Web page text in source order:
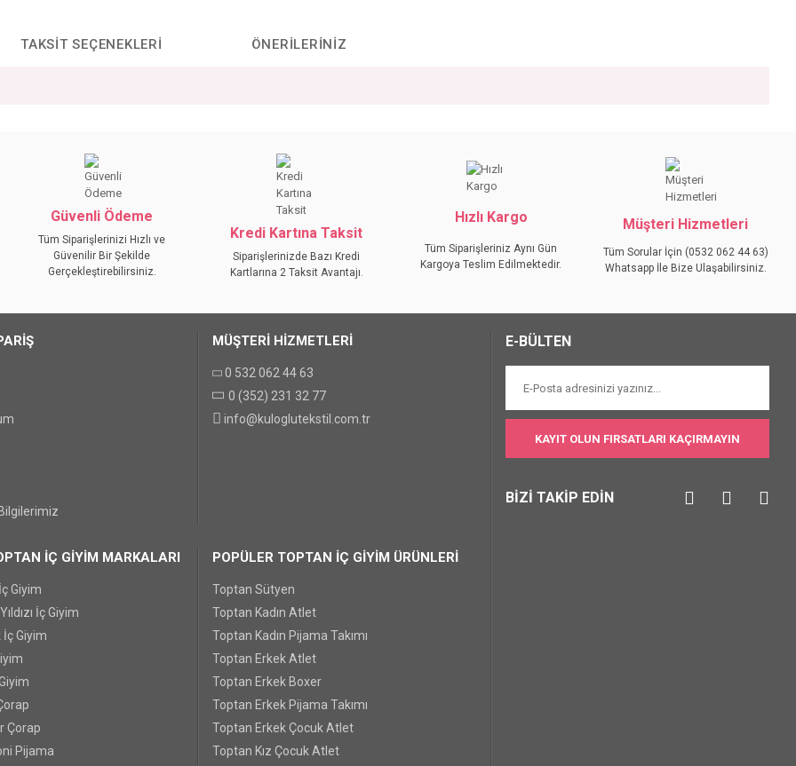
TAKSIT SEÇENEKLERI ÖNERILERINIZ
GÖNDER
Güvenli Ödeme
Tüm Siparişlerinizi Hızlı ve
Güvenilir Bir Şekilde
Gerçekleştirebilirsiniz.
Kredi Kartına Taksit
Siparişlerinizde Bazı Kredi
Kartlarına 2 Taksit Avantajı.
Hızlı Kargo
Tüm Siparişleriniz Aynı Gün
Kargoya Teslim Edilmektedir.
Müşteri Hizmetleri
Tüm Sorular İçin (0532 062 44 63)
Whatsapp İle Bize Ulaşabilirsiniz.
MÜŞTERİ HİZMETLERİ
0 532 062 44 63
0 (352) 231 32 77
info@kuloglutekstil.com.tr
İÇ GİYİM MARKALARI
Giyim
İç Giyim
Giyim
Çorap
Pijama
POPÜLER TOPTAN İÇ GİYİM ÜRÜNLERİ
Toptan Sütyen
Toptan Kadın Atlet
Toptan Kadın Pijama Takımı
Toptan Erkek Atlet
Toptan Erkek Boxer
Toptan Erkek Pijama Takımı
Toptan Erkek Çocuk Atlet
Toptan Kız Çocuk Atlet
E-BÜLTEN
KAYIT OLUN FIRSATLARI KAÇIRMAYIN
BİZİ TAKİP EDİN